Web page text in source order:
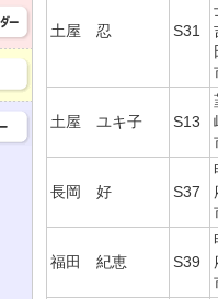
土屋 忍 S31
土屋 ユキ子 S13
長岡 好 S37
福田 紀恵 S39